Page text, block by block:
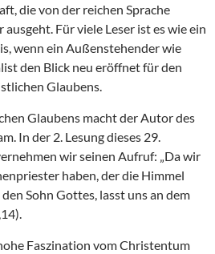
die von der reichen Sprache
Für viele Leser ist es wie ein
wenn ein Außenstehender wie
den Blick neu eröffnet für den
Glaubens.
Glaubens macht der Autor des
In der 2. Lesung dieses 29.
wir seinen Aufruf: „Da wir
haben, der die Himmel
Sohn Gottes, lasst uns an dem
Faszination vom Christentum